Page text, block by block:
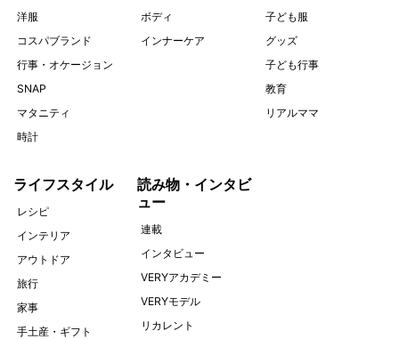
洋服
コスパブランド
行事・オケージョン
SNAP
マタニティ
時計
ボディ
インナーケア
子ども服
グッズ
子ども行事
教育
リアルママ
ライフスタイル
レシピ
インテリア
アウトドア
旅行
家事
手土産・ギフト
読み物・インタビ
ュー
連載
インタビュー
VERYアカデミー
VERYモデル
リカレント